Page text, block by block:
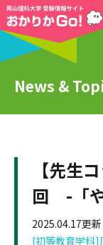
News &
【先生
回 -「
2025.04.17更新
[初等教育学科]